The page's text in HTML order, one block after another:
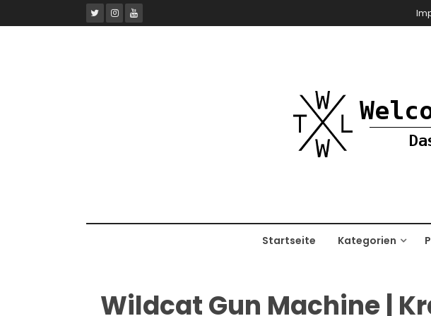
to
Startseite Kategorien
Wildcat Gun Machine |